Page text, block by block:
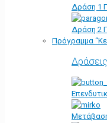
Δράση 1
Δράση 2
Πρόγραμμα
Μετάβαση